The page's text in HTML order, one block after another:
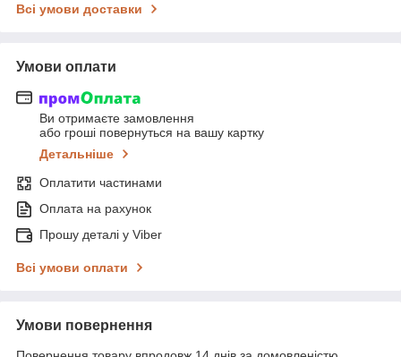
Всі умови доставки
Умови оплати
Ви отримаєте замовлення
або гроші повернуться на вашу картку
Детальніше
Оплатити частинами
Оплата на рахунок
Прошу деталі у Viber
Всі умови оплати
Умови повернення